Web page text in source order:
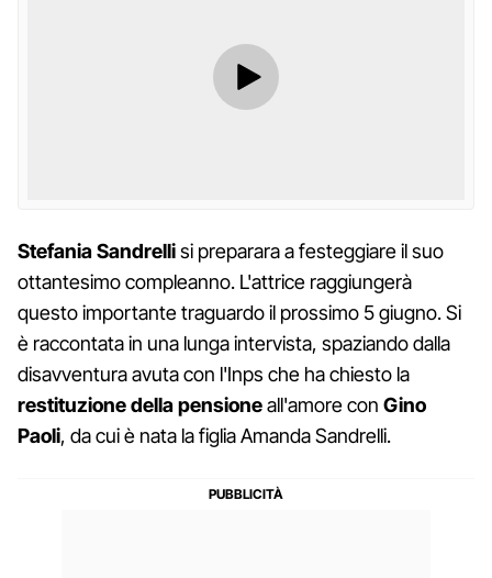
Stefania Sandrellisi preparara a festeggiare il suo
ottantesimo compleanno. L'attrice raggiungerà
questo importante traguardo il prossimo 5 giugno. Si
è raccontata in una lunga intervista, spaziando dalla
disavventura avuta con l'Inps che ha chiesto la
restituzione della pensioneall'amore con Gino
Paoli, da cui è nata la figlia Amanda Sandrelli.